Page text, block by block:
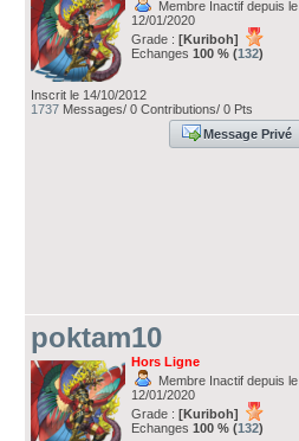
Membre Inactif depuis le
12/01/2020
Grade : [Kuriboh]
Echanges 100 % (132)
Inscrit le 14/10/2012
1737 Messages/ 0 Contributions/ 0 Pts
Message Privé
poktam10
Hors Ligne
Membre Inactif depuis le
12/01/2020
Grade : [Kuriboh]
Echanges 100 % (132)